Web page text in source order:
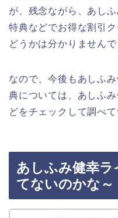
が、残念ながら、あし
特典などでお得な割引
どうかは分かりませんで
なので、今後もあしふ
典については、あしふ
どをチェックして調べ
あしふみ健幸ラ
てないのかな～